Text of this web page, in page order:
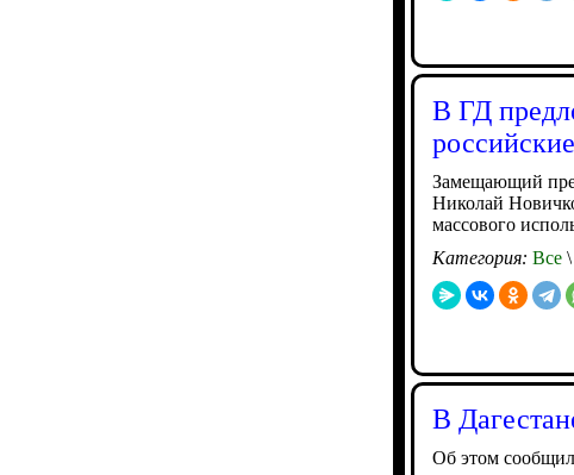
В ГД
Замещающий
Николай
массового
Категория: Все \
В
Об этом